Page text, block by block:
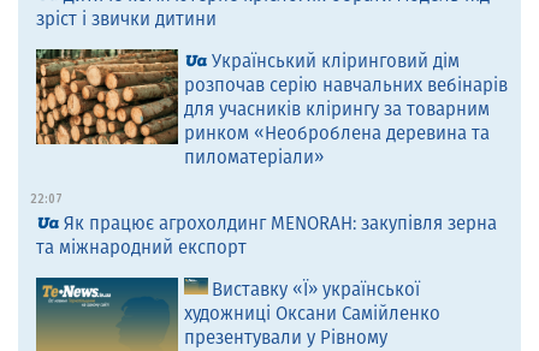
зріст і звички дитини
Український кліринговий дім
розпочав серію навчальних вебінарів
для учасників клірингу за товарним
ринком «Необроблена деревина та
пиломатеріали»
22:07
Як працює агрохолдинг MENORAH: закупівля зерна
та міжнародний експорт
Виставку «Ї» української
художниці Оксани Самійленко
презентували у Рівному